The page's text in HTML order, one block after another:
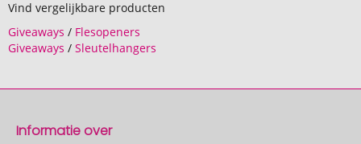
Vind vergelijkbare producten
Giveaways / Flesopeners
Giveaways / Sleutelhangers
Informatie over